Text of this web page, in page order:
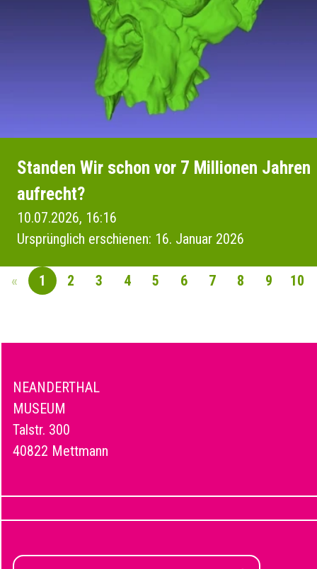
Standen Wir schon vor 7 Millionen Jahren
aufrecht?
10.07.2026, 16:16
Ursprünglich erschienen: 16. Januar 2026
« 1 2 3 4 5 6 7 8 9 10
NEANDERTHAL
MUSEUM
Talstr. 300
40822 Mettmann